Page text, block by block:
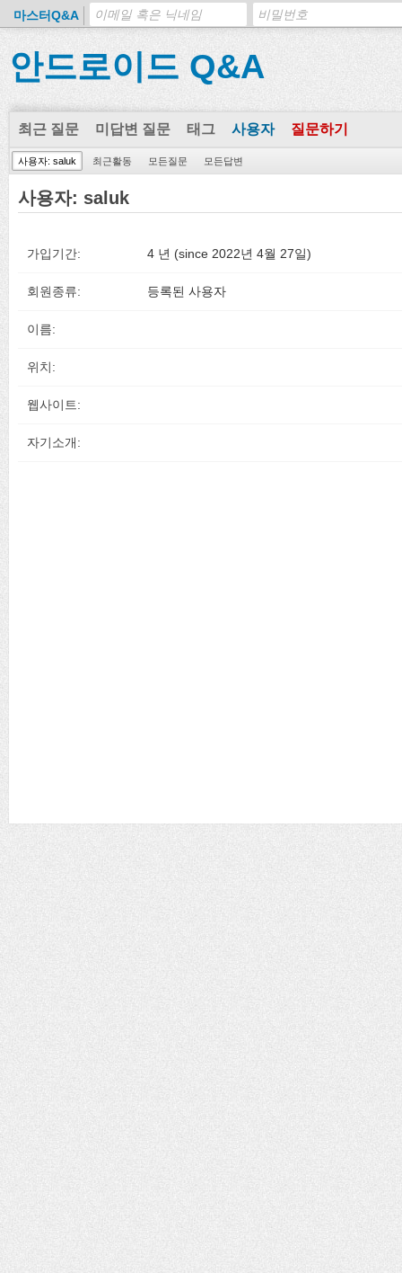
마스터Q&A
안드로이드 Q&A
최근 질문 미답변 질문 태그 사용자 질문하기
사용자: saluk 최근활동 모든질문 모든답변
사용자: saluk
가입기간: 4 년 (since 2022년 4월 27일)
회원종류: 등록된 사용자
이름:
위치:
웹사이트:
자기소개: